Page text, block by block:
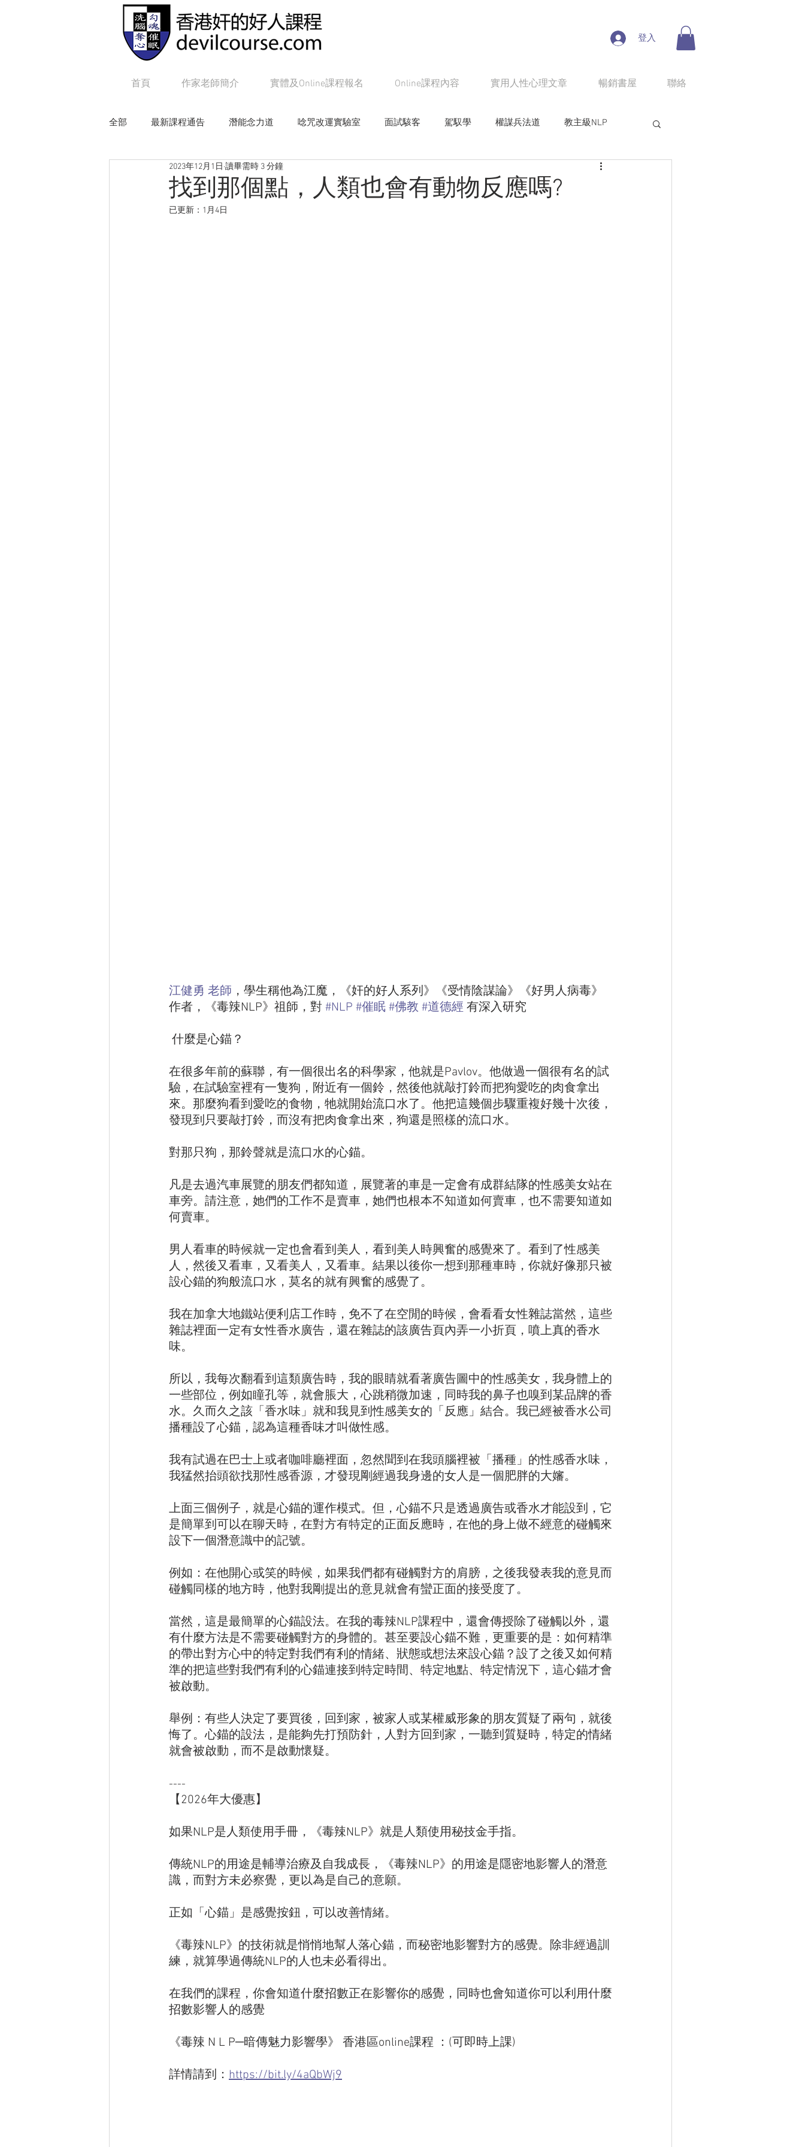
登入
首頁 作家老師簡介 實體及Online課程報名 Online課程內容 實用人性心理文章 暢銷書屋 聯絡
全部 最新課程通告 潛能念力道 唸咒改運實驗室 面試駭客 駕馭學 權謀兵法道 教主級NLP
毒辣NLP 追女帝皇學
找到那個點，人類也會有動物反應嗎?
2023年12月1日 讀畢需時 3 分鐘
已更新： 1月4日
江健勇 老師 ，學生稱他為江魔，《奸的好人系列》《受情陰謀論》《好男人病毒》
作者，《毒辣NLP》祖師，對 #NLP #催眠 #佛教 #道德經 有深入研究
什麼是心錨？
在很多年前的蘇聯，有一個很出名的科學家，他就是Pavlov。他做過一個很有名的試
驗，在試驗室裡有一隻狗，附近有一個鈴，然後他就敲打鈴而把狗愛吃的肉食拿出
來。那麼狗看到愛吃的食物，牠就開始流口水了。他把這幾個步驟重複好幾十次後，
發現到只要敲打鈴，而沒有把肉食拿出來，狗還是照樣的流口水。
對那只狗，那鈴聲就是流口水的心錨。
凡是去過汽車展覽的朋友們都知道，展覽著的車是一定會有成群結隊的性感美女站在
車旁。請注意，她們的工作不是賣車，她們也根本不知道如何賣車，也不需要知道如
何賣車。
男人看車的時候就一定也會看到美人，看到美人時興奮的感覺來了。看到了性感美
人，然後又看車，又看美人，又看車。結果以後你一想到那種車時，你就好像那只被
設心錨的狗般流口水，莫名的就有興奮的感覺了。
我在加拿大地鐵站便利店工作時，免不了在空閒的時候，會看看女性雜誌當然，這些
雜誌裡面一定有女性香水廣告，還在雜誌的該廣告頁內弄一小折頁，噴上真的香水
味。
所以，我每次翻看到這類廣告時，我的眼睛就看著廣告圖中的性感美女，我身體上的
一些部位，例如瞳孔等，就會脹大，心跳稍微加速，同時我的鼻子也嗅到某品牌的香
水。久而久之該「香水味」就和我見到性感美女的「反應」結合。我已經被香水公司
播種設了心錨，認為這種香味才叫做性感。
我有試過在巴士上或者咖啡廳裡面，忽然聞到在我頭腦裡被「播種」的性感香水味，
我猛然抬頭欲找那性感香源，才發現剛經過我身邊的女人是一個肥胖的大嬸。
上面三個例子，就是心錨的運作模式。但，心錨不只是透過廣告或香水才能設到，它
是簡單到可以在聊天時，在對方有特定的正面反應時，在他的身上做不經意的碰觸來
設下一個潛意識中的記號。
例如：在他開心或笑的時候，如果我們都有碰觸對方的肩膀，之後我發表我的意見而
碰觸同樣的地方時，他對我剛提出的意見就會有蠻正面的接受度了。
當然，這是最簡單的心錨設法。在我的毒辣NLP課程中，還會傳授除了碰觸以外，還
有什麼方法是不需要碰觸對方的身體的。甚至要設心錨不難，更重要的是：如何精準
的帶出對方心中的特定對我們有利的情緒、狀態或想法來設心錨？設了之後又如何精
準的把這些對我們有利的心錨連接到特定時間、特定地點、特定情況下，這心錨才會
被啟動。
舉例：有些人決定了要買後，回到家，被家人或某權威形象的朋友質疑了兩句，就後
悔了。心錨的設法，是能夠先打預防針，人對方回到家，一聽到質疑時，特定的情緒
就會被啟動，而不是啟動懷疑。
----
【2026年大優惠】
如果NLP是人類使用手冊，《毒辣NLP》就是人類使用秘技金手指。
傳統NLP的用途是輔導治療及自我成長，《毒辣NLP》的用途是隱密地影響人的潛意
識，而對方未必察覺，更以為是自己的意願。
正如「心錨」是感覺按鈕，可以改善情緒。
《毒辣NLP》的技術就是悄悄地幫人落心錨，而秘密地影響對方的感覺。除非經過訓
練，就算學過傳統NLP的人也未必看得出。
在我們的課程，你會知道什麼招數正在影響你的感覺，同時也會知道你可以利用什麼
招數影響人的感覺
《毒辣 N L P─暗傳魅力影響學》 香港區online課程 ：(可即時上課)
詳情請到： https://bit.ly/4aQbWj9